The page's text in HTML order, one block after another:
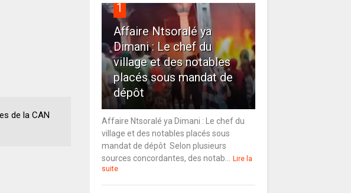
de la CAN
1
Affaire Ntsoralé ya
Dimani : Le chef du
village et des notables
placés sous mandat de
dépôt
Affaire Ntsoralé ya Dimani : Le chef du
village et des notables placés sous
mandat de dépôt Selon plusieurs
sources concordantes, des notab...
Lire la
suite